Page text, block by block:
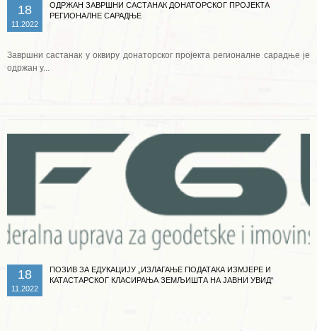
18
11.2022
ОДРЖАН ЗАВРШНИ САСТАНАК ДОНАТОРСКОГ ПРОЈЕКТА
РЕГИОНАЛНЕ САРАДЊЕ
Завршни састанак у оквиру донаторског пројекта регионалне сарадње је
одржан у...
18
11.2022
ПОЗИВ ЗА ЕДУКАЦИЈУ „ИЗЛАГАЊЕ ПОДАТАКА ИЗМЈЕРЕ И
КАТАСТАРСКОГ КЛАСИРАЊА ЗЕМЉИШТА НА ЈАВНИ УВИД“